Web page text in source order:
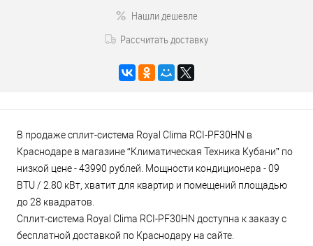
Нашли дешевле
Рассчитать доставку
В продаже сплит-система Royal Clima RCI-PF30HN в
Краснодаре в магазине “Климатическая Техника Кубани” по
низкой цене - 43990 рублей. Мощности кондиционера - 09
BTU / 2.80 кВт, хватит для квартир и помещений площадью
до 28 квадратов.
Сплит-система Royal Clima RCI-PF30HN доступна к заказу с
бесплатной доставкой по Краснодару на сайте.